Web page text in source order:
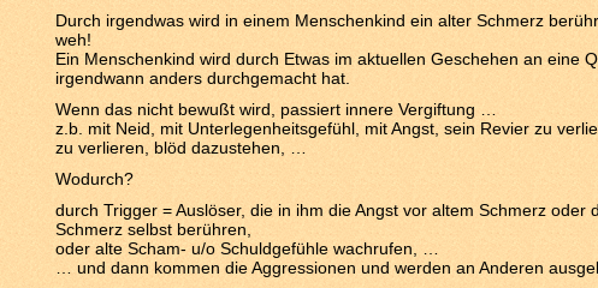
Durch irgendwas wird in einem Menschenkind ein alter Schmerz
weh!
Ein Menschenkind wird durch Etwas im aktuellen Geschehen an eine
irgendwann anders durchgemacht hat.
Wenn das nicht bewußt wird, passiert innere Vergiftung …
z.b. mit Neid, mit Unterlegenheitsgefühl, mit Angst, sein Revier zu
zu verlieren, blöd dazustehen, …
Wodurch?
durch Trigger = Auslöser, die in ihm die Angst vor altem Schmerz oder
Schmerz selbst berühren,
oder alte Scham- u/o Schuldgefühle wachrufen, …
… und dann kommen die Aggressionen und werden an Anderen